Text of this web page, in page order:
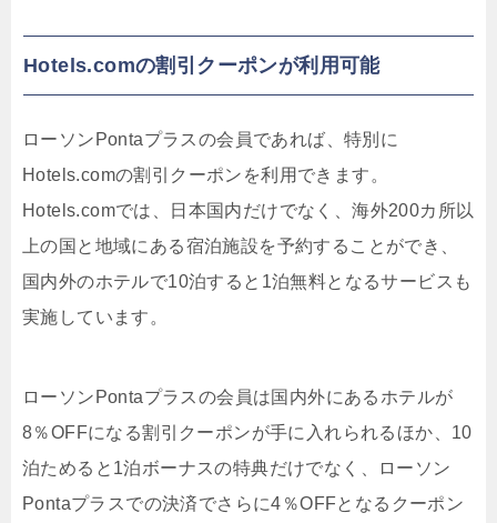
Hotels.comの割引クーポンが利用可能
ローソンPontaプラスの会員であれば、特別に
Hotels.comの割引クーポンを利用できます。
Hotels.comでは、日本国内だけでなく、海外200カ所以
上の国と地域にある宿泊施設を予約することができ、
国内外のホテルで10泊すると1泊無料となるサービスも
実施しています。
ローソンPontaプラスの会員は国内外にあるホテルが
8％OFFになる割引クーポンが手に入れられるほか、10
泊ためると1泊ボーナスの特典だけでなく、ローソン
Pontaプラスでの決済でさらに4％OFFとなるクーポン